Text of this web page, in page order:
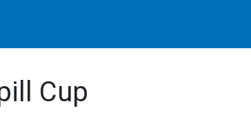
Cup